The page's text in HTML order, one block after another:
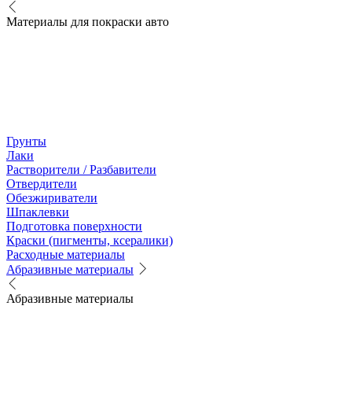
Материалы для покраски авто
Грунты
Лаки
Растворители / Разбавители
Отвердители
Обезжириватели
Шпаклевки
Подготовка поверхности
Краски (пигменты, ксералики)
Расходные материалы
Абразивные материалы
Абразивные материалы